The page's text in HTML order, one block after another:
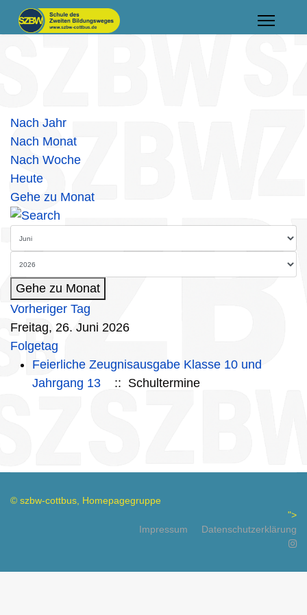
Nach Jahr
Nach Monat
Nach Woche
Heute
Gehe zu Monat
Gehe zu Monat
Vorheriger Tag
Freitag, 26. Juni 2026
Folgetag
Feierliche Zeugnisausgabe Klasse 10 und
Jahrgang 13
:: Schultermine
© szbw-cottbus, Homepagegruppe
Impressum
">
Datenschutzerklärung